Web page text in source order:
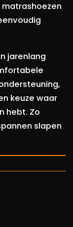
matrashoezen
jarenlang
keuze waar
hebt. Zo
slapen